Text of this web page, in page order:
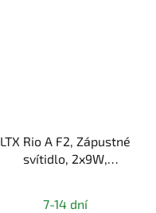
LTX Rio A F2, Zápustné
svítidlo, 2x9W,
7-14 dní